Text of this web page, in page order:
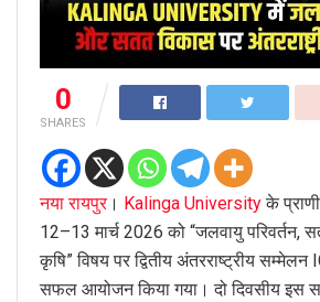
0
SHARES
नया रायपुर। Kalinga Universityके
12–13 मार्च 2026 को “जलवायु परिवर्तन,
कृषि” विषय पर द्वितीय अंतरराष्ट्रीय
सफल आयोजन किया गया। दो दिवसीय इस